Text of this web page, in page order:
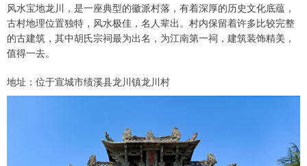
风水宝地龙川，是一座典型的徽派村落，有着深厚的历史文化底蕴，
古村地理位置独特，风水极佳，名人辈出。村内保留着许多比较完整
的古建筑，其中胡氏宗祠最为出名，为江南第一祠，建筑装饰精美，
值得一去。
地址：位于宣城市绩溪县龙川镇龙川村